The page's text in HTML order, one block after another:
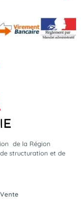
de la Région
structuration et de